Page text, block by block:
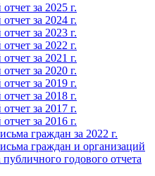
за 2025 г.
за 2024 г.
за 2023 г.
за 2022 г.
за 2021 г.
за 2020 г.
за 2019 г.
за 2018 г.
за 2017 г.
за 2016 г.
граждан за 2022 г.
граждан и организаций
годового отчета